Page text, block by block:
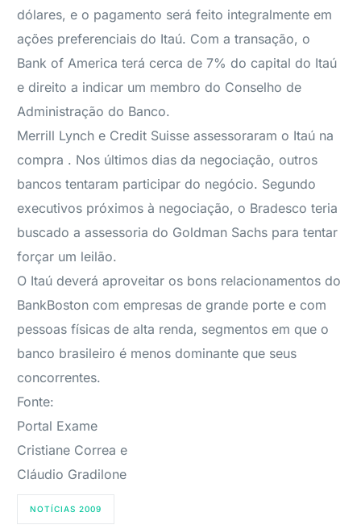
dólares, e o pagamento será feito integralmente em
ações preferenciais do Itaú. Com a transação, o
Bank of America terá cerca de 7% do capital do Itaú
e direito a indicar um membro do Conselho de
Administração do Banco.
Merrill Lynch e Credit Suisse assessoraram o Itaú na
compra . Nos últimos dias da negociação, outros
bancos tentaram participar do negócio. Segundo
executivos próximos à negociação, o Bradesco teria
buscado a assessoria do Goldman Sachs para tentar
forçar um leilão.
O Itaú deverá aproveitar os bons relacionamentos do
BankBoston com empresas de grande porte e com
pessoas físicas de alta renda, segmentos em que o
banco brasileiro é menos dominante que seus
concorrentes.
Fonte:
Portal Exame
Cristiane Correa e
Cláudio Gradilone
NOTÍCIAS 2009